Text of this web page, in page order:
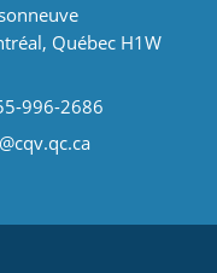
Québec H1W
996-2686